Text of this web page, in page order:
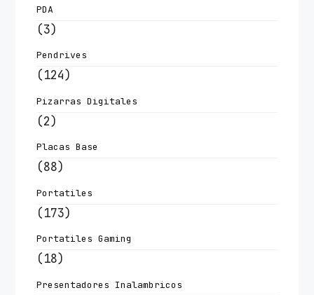
PDA
(3)
Pendrives
(124)
Pizarras Digitales
(2)
Placas Base
(88)
Portatiles
(173)
Portatiles Gaming
(18)
Presentadores Inalambricos